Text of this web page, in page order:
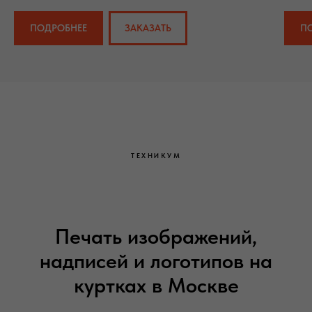
ПОДРОБНЕЕ ЗАКАЗАТЬ
ТЕХНИКУМ
Печать изображений,
надписей и логотипов на
куртках в Москве